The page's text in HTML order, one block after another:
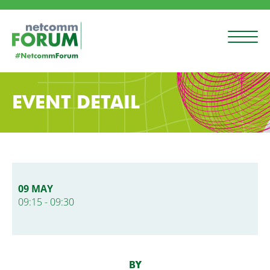
EVENT DETAIL
09 MAY
09:15 - 09:30
BY